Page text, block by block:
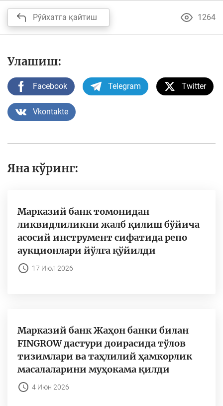
Рўйхатга қайтиш 1264
Улашиш:
Facebook Telegram Twitter
Vkontakte
Яна кўринг:
Марказий банк томонидан
ликвидлиликни жалб қилиш бўйича
асосий инструмент сифатида репо
аукционлари йўлга қўйилди
17 Июл 2026
Марказий банк Жаҳон банки билан
FINGROW дастури доирасида тўлов
тизимлари ва таҳлилий ҳамкорлик
масалаларини муҳокама қилди
4 Июн 2026